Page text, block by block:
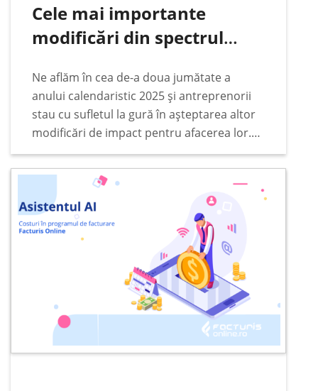
Cele mai importante
modificări din spectrul
antreprenorului anului
2025
Ne aflăm în cea de-a doua jumătate a
anului calendaristic 2025 și antreprenorii
stau cu sufletul la gură în așteptarea altor
modificări de impact pentru afacerea lor.
Anul 2025 nu a fost unul tocmai facil pentru
marea majoritate a companiilor.…